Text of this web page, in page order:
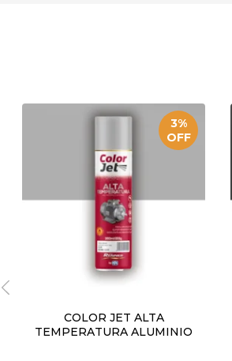
3%
OFF
COLOR JET ALTA
TEMPERATURA ALUMINIO